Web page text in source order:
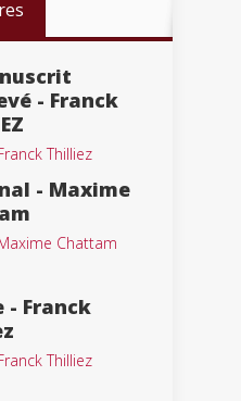
- Franck
Thilliez
- Maxime
Chattam
- Franck
Thilliez